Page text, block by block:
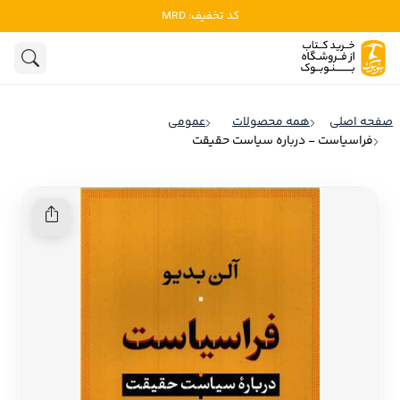
کد تخفیف: MRD
ادبیات
روانشناسی
تاریخ و سیاست
کودک و نوجوان
علوم اجتماعی
ادبیات آمریکا
ادبیات فرانسه
ادبیات روسیه
ادبیات آمریکای لاتین
ادبیات آلمان
ادبیات ترکیه
ادبیات آسیا
صفحه اصلی همه محصولات
عمومی
فراسیاست - درباره سیاست حقیقت